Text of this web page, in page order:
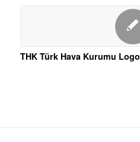
THK Türk Hava Kurumu Logo